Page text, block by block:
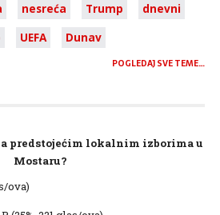
nesreća Trump
dnevni
UEFA Dunav
POGLEDAJ SVE TEME…
predstojećim lokalnim izborima u
Mostaru?
ova)